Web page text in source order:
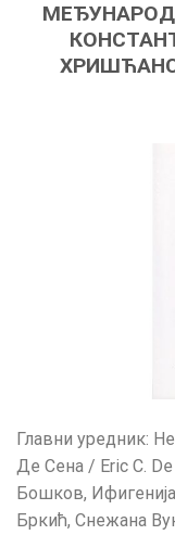
Главни уредник:
Де Сена / Eric C.
Бошков,
Бркић, Снежана